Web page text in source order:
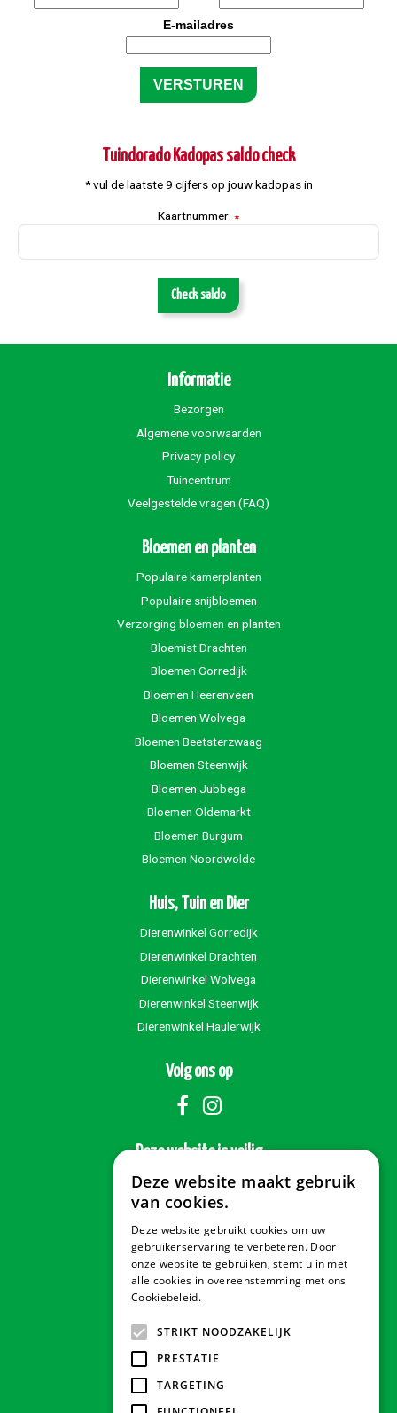
E-mailadres
Tuindorado Kadopas saldo check
* vul de laatste 9 cijfers op jouw kadopas in
Kaartnummer: *
Check saldo
Informatie
Bezorgen
Algemene voorwaarden
Privacy policy
Tuincentrum
Veelgestelde vragen (FAQ)
Bloemen en planten
Populaire kamerplanten
Populaire snijbloemen
Verzorging bloemen en planten
Bloemist Drachten
Bloemen Gorredijk
Bloemen Heerenveen
Bloemen Wolvega
Bloemen Beetsterzwaag
Bloemen Steenwijk
Bloemen Jubbega
Bloemen Oldemarkt
Bloemen Burgum
Bloemen Noordwolde
Huis, Tuin en Dier
Dierenwinkel Gorredijk
Dierenwinkel Drachten
Dierenwinkel Wolvega
Dierenwinkel Steenwijk
Dierenwinkel Haulerwijk
Volg ons op
Deze website is veilig
Veilig betalen
Contact & Openingstijden
Deze website maakt gebruik
van cookies.
Deze website gebruikt cookies om uw
gebruikerservaring te verbeteren. Door
onze website te gebruiken, stemt u in met
alle cookies in overeenstemming met ons
Cookiebeleid.
STRIKT NOODZAKELIJK
PRESTATIE
TARGETING